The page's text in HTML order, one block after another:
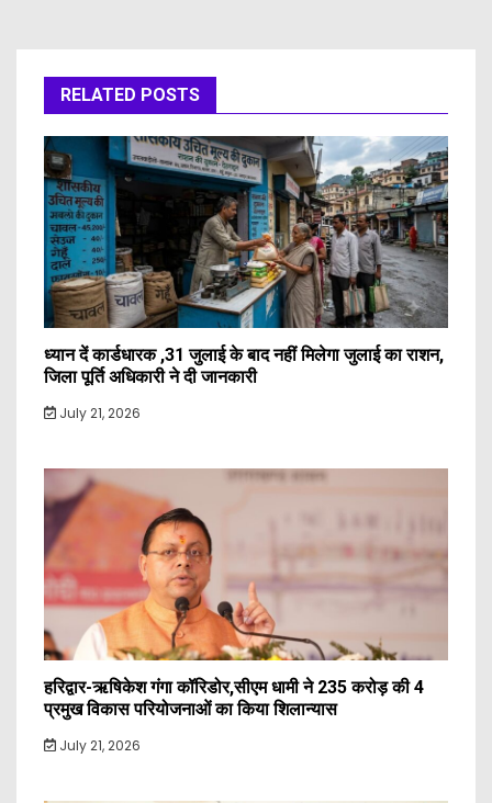
RELATED POSTS
ध्यान दें कार्डधारक ,31 जुलाई के बाद नहीं मिलेगा जुलाई का राशन,
जिला पूर्ति अधिकारी ने दी जानकारी
July 21, 2026
हरिद्वार-ऋषिकेश गंगा कॉरिडोर,सीएम धामी ने 235 करोड़ की 4
प्रमुख विकास परियोजनाओं का किया शिलान्यास
July 21, 2026